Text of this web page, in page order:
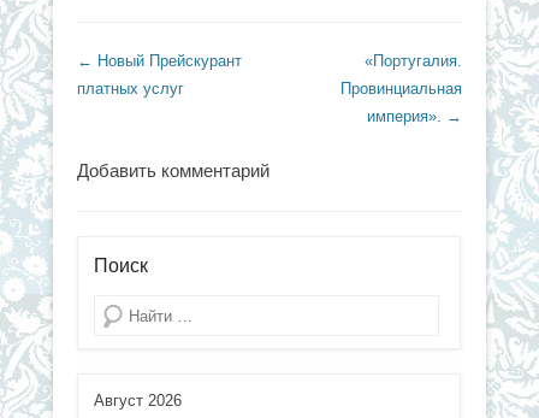
Навигация по записям
← Новый Прейскурант
платных услуг
«Португалия.
Провинциальная
империя». →
Добавить комментарий
Поиск
Поиск
Август 2026